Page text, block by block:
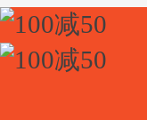
科技 进口原版
按
Ctrl
波